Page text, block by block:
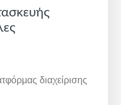
διαχείρισης